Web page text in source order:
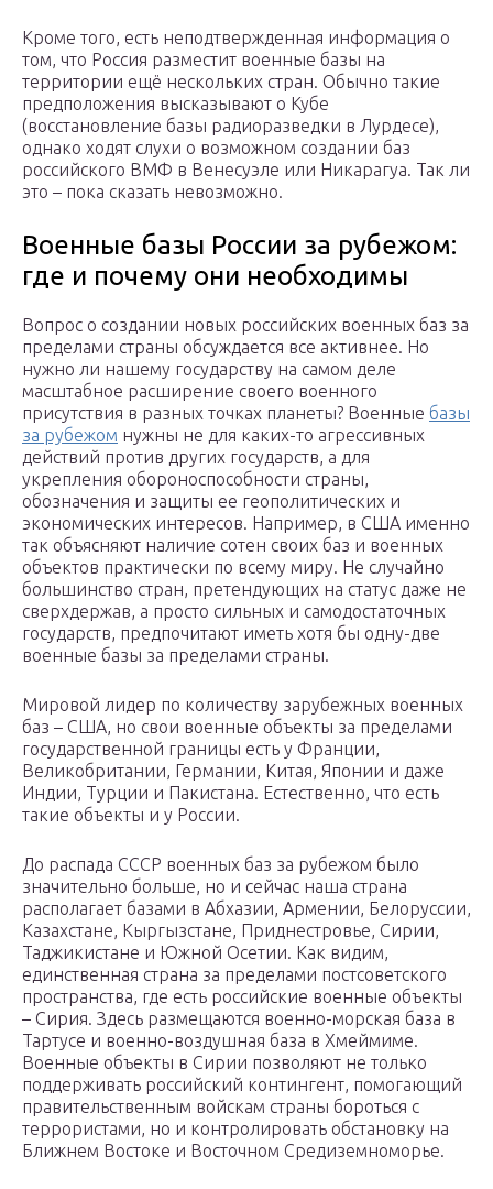
Кроме того, есть неподтвержденная информация о
том, что Россия разместит военные базы на
территории ещё нескольких стран. Обычно такие
предположения высказывают о Кубе
(восстановление базы радиоразведки в Лурдесе),
однако ходят слухи о возможном создании баз
российского ВМФ в Венесуэле или Никарагуа. Так ли
это – пока сказать невозможно.
Военные базы России за рубежом:
где и почему они необходимы
Вопрос о создании новых российских военных баз за
пределами страны обсуждается все активнее. Но
нужно ли нашему государству на самом деле
масштабное расширение своего военного
присутствия в разных точках планеты? Военные базы
за рубежом нужны не для каких-то агрессивных
действий против других государств, а для
укрепления обороноспособности страны,
обозначения и защиты ее геополитических и
экономических интересов. Например, в США именно
так объясняют наличие сотен своих баз и военных
объектов практически по всему миру. Не случайно
большинство стран, претендующих на статус даже не
сверхдержав, а просто сильных и самодостаточных
государств, предпочитают иметь хотя бы одну-две
военные базы за пределами страны.
Мировой лидер по количеству зарубежных военных
баз – США, но свои военные объекты за пределами
государственной границы есть у Франции,
Великобритании, Германии, Китая, Японии и даже
Индии, Турции и Пакистана. Естественно, что есть
такие объекты и у России.
До распада СССР военных баз за рубежом было
значительно больше, но и сейчас наша страна
располагает базами в Абхазии, Армении, Белоруссии,
Казахстане, Кыргызстане, Приднестровье, Сирии,
Таджикистане и Южной Осетии. Как видим,
единственная страна за пределами постсоветского
пространства, где есть российские военные объекты
– Сирия. Здесь размещаются военно-морская база в
Тартусе и военно-воздушная база в Хмеймиме.
Военные объекты в Сирии позволяют не только
поддерживать российский контингент, помогающий
правительственным войскам страны бороться с
террористами, но и контролировать обстановку на
Ближнем Востоке и Восточном Средиземноморье.